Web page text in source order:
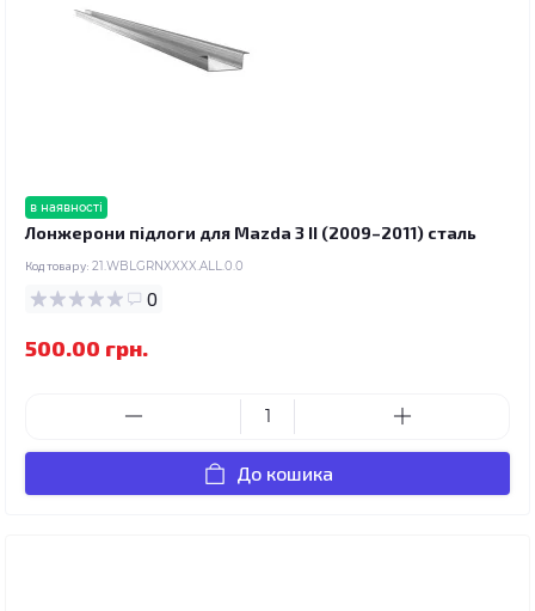
в наявності
Лонжерони підлоги для Mazda 3 II (2009–2011) сталь
Код товару: 21.WBLGRNXXXX.ALL.0.0
0
500.00 грн.
До кошика